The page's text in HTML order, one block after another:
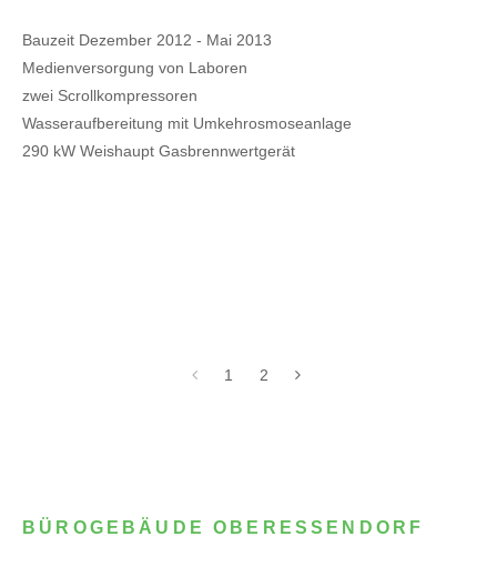
Bauzeit Dezember 2012 - Mai 2013
Medienversorgung von Laboren
zwei Scrollkompressoren
Wasseraufbereitung mit Umkehrosmoseanlage
290 kW Weishaupt Gasbrennwertgerät
1 2
BÜROGEBÄUDE OBERESSENDORF